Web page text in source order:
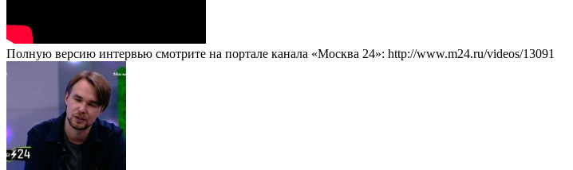
Полную версию интервью смотрите на портале канала «Москва 24»: http://www.m24.ru/videos/13091